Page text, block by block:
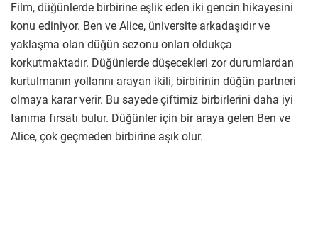
Film, düğünlerde birbirine eşlik eden iki gencin hikayesini
konu ediniyor. Ben ve Alice, üniversite arkadaşıdır ve
yaklaşma olan düğün sezonu onları oldukça
korkutmaktadır. Düğünlerde düşecekleri zor durumlardan
kurtulmanın yollarını arayan ikili, birbirinin düğün partneri
olmaya karar verir. Bu sayede çiftimiz birbirlerini daha iyi
tanıma fırsatı bulur. Düğünler için bir araya gelen Ben ve
Alice, çok geçmeden birbirine aşık olur.